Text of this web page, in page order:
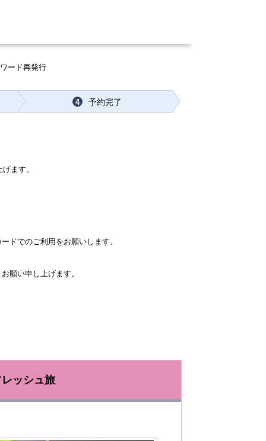
ード再発行
4 予約完了
ます。
ドでのご利用をお願いします。
願い申し上げます。
ッシュ旅